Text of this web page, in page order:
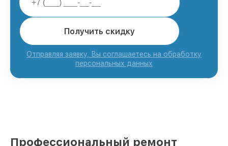
Получить скидку
Отправляя заявку, Вы соглашаетесь на обработку
персональных данных
Профессиональный ремонт